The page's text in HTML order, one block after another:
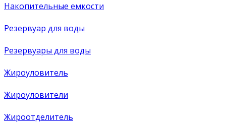
Накопительные емкости
Резервуар для воды
Резервуары для воды
Жироуловитель
Жироуловители
Жироотделитель